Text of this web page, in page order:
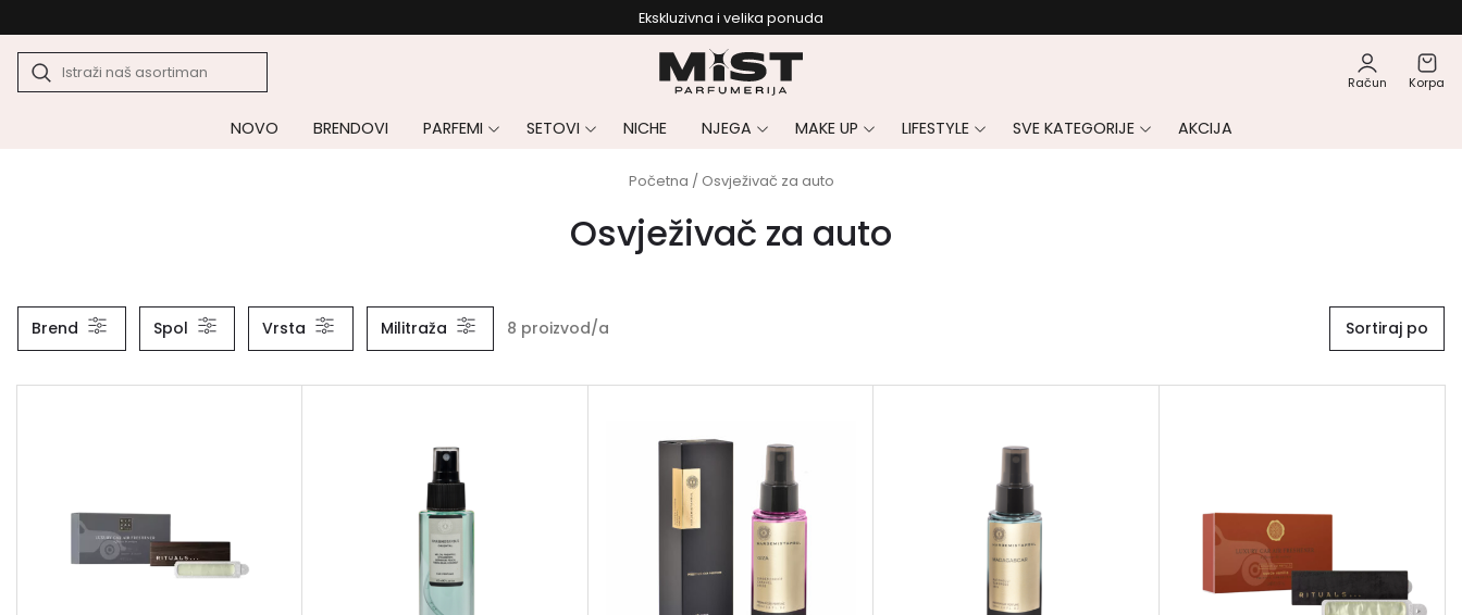
Ekskluzivna i velika ponuda
Račun Korpa
NOVO BRENDOVI PARFEMI SETOVI NICHE NJEGA MAKE UP LIFESTYLE SVE KATEGORIJE AKCIJA
Početna / Osvježivač za auto
Osvježivač za auto
Brend Spol Vrsta Militraža 8 proizvod/a Sortiraj po